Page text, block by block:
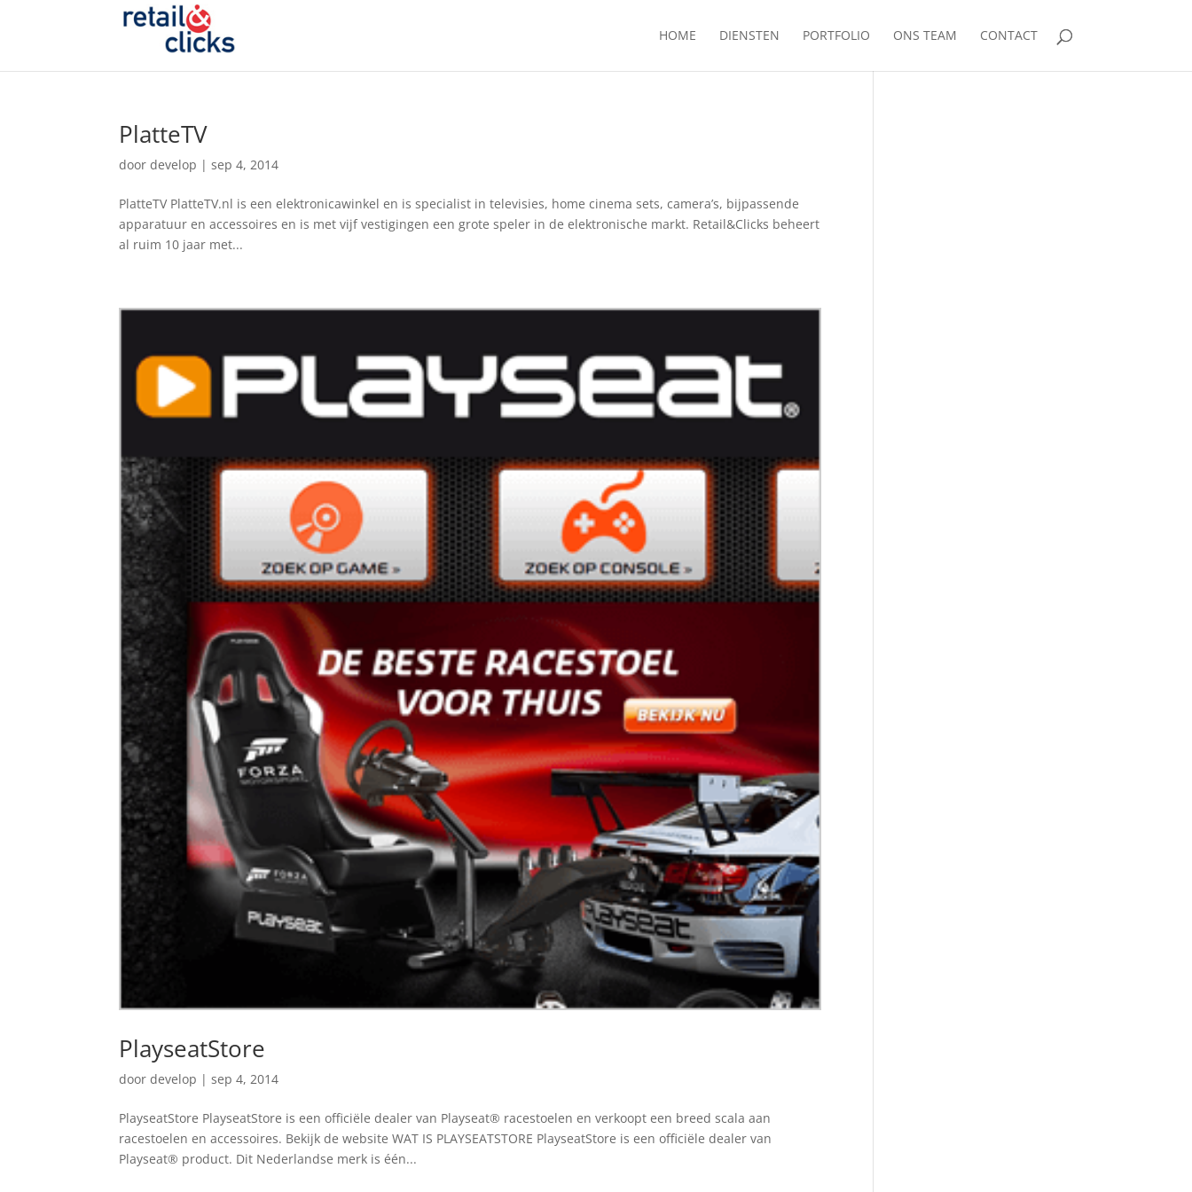
HOME DIENSTEN PORTFOLIO ONS TEAM CONTACT
PlatteTV
doordevelop |sep 4, 2014
PlatteTV PlatteTV.nl is een elektronicawinkel en is specialist in televisies, home cinema sets, camera’s, bijpassende
apparatuur en accessoires en is met vijf vestigingen een grote speler in de elektronische markt. Retail&Clicks beheert
al ruim 10 jaar met...
PlayseatStore
doordevelop |sep 4, 2014
PlayseatStore PlayseatStore is een officiële dealer van Playseat® racestoelen en verkoopt een breed scala aan
racestoelen en accessoires. Bekijk de website WAT IS PLAYSEATSTORE PlayseatStore is een officiële dealer van
Playseat® product. Dit Nederlandse merk is één...